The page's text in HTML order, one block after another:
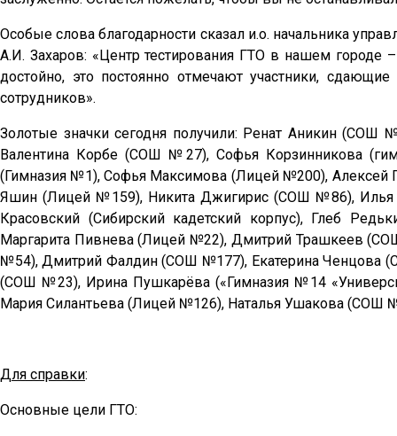
Особые слова благодарности сказал и.о. начальника
А.И. Захаров: «Центр тестирования ГТО в нашем
достойно, это постоянно отмечают участники,
сотрудников».
Золотые значки сегодня получили: Ренат Аникин
Валентина Корбе (СОШ №27), Софья Корзинникова
(Гимназия №1), Софья Максимова (Лицей №200),
Яшин (Лицей №159), Никита Джигирис (СОШ №86), Илья
Красовский (Сибирский кадетский корпус), Глеб
Маргарита Пивнева (Лицей №22), Дмитрий Трашкеев
№54), Дмитрий Фалдин (СОШ №177), Екатерина Ченцова
(СОШ №23), Ирина Пушкарёва («Гимназия №14
Мария Силантьева (Лицей №126), Наталья Ушакова (СОШ
Для справки:
Основные цели ГТО: